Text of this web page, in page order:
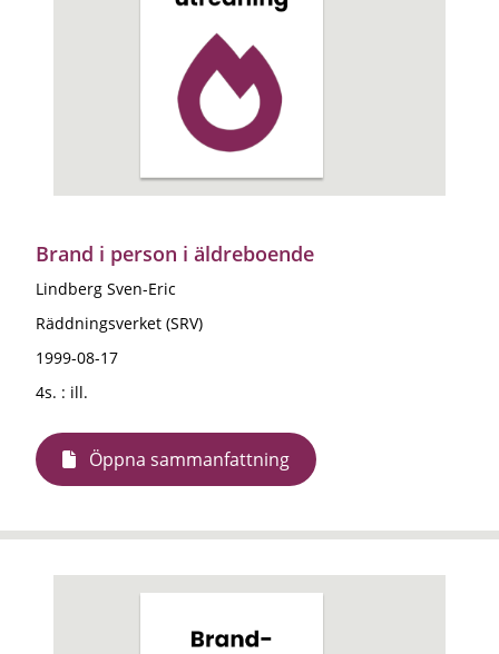
Brand i person i äldreboende
Lindberg Sven-Eric
Räddningsverket (SRV)
1999-08-17
4s. : ill.
Öppna sammanfattning